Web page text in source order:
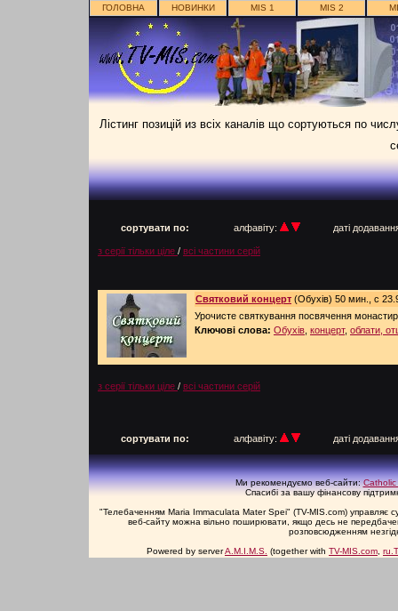
ГОЛОВНА НОВИНКИ MIS 1 MIS 2
Лістинг позицій из всіх каналів що сортуються по
сортувати по:
алфавіту: даті
з серії тільки ціле / всі частини серій
Святковий концерт (Обухів) 50 мин., с
Урочисте святкування посвячення
Ключові слова: Обухів концерт, облати,
з серії тільки ціле / всі частини серій
сортувати по:
алфавіту: даті
Ми рекомендуємо веб-сайти:Catholic
Спасибі за вашу фінансову
"Телебаченням Maria Immaculata Mater Spei" (TV-MIS.com) управляє
веб-сайту можна вільно поширювати, якщо десь не
розповсюдженням
Powered by serverA.M.I.M.S. (together with TV-MIS.com